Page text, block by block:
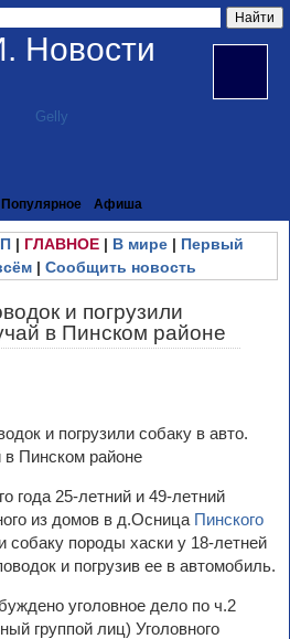
Новости
Популярное Афиша
| ГЛАВНОЕ| В мире| Первый
| Сообщить новость
и погрузили
в Пинском районе
года 25-летний и 49-летний
из домов в д.Осница Пинского
собаку породы хаски у 18-летней
и погрузив ее в автомобиль.
уголовное дело по ч.2
группой лиц) Уголовного